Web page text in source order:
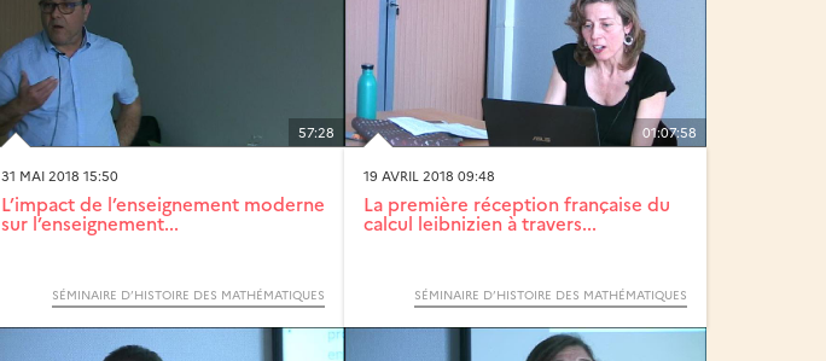
57:28
31 MAI 2018 15:50
L’impact de l’enseignement moderne
sur l’enseignement...
SÉMINAIRE D’HISTOIRE DES MATHÉMATIQUES
01:07:58
19 AVRIL 2018 09:48
La première réception française du
calcul leibnizien à travers...
SÉMINAIRE D’HISTOIRE DES MATHÉMATIQUES